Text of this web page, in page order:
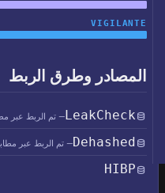
VIGILANTE
المصادر وطرق الربط
LeakCheck— تم الربط عبر
Dehashed— تم الربط عبر مطابقة
HIBP